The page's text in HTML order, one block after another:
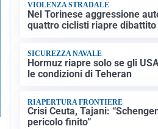
VIOLENZA STRADALE
Nel Torinese aggressione
quattro ciclisti riapre
SICUREZZA NAVALE
Hormuz riapre solo se gli
le condizioni di Teheran
RIAPERTURA FRONTIERE
Crisi Ceuta, Tajani:
pericolo finito”